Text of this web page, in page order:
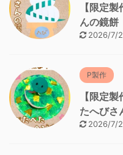
【限定
んの鏡餅
2026/7/
P製作
【限定
たへびさ
2026/7/